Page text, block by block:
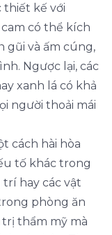
thiết kế với
có thể kích
gũi và ấm cúng,
Ngược lại, các
xanh lá có khả
người thoải mái
cách hài hòa
tố khác trong
hay các vật
phòng ăn
trị thẩm mỹ mà